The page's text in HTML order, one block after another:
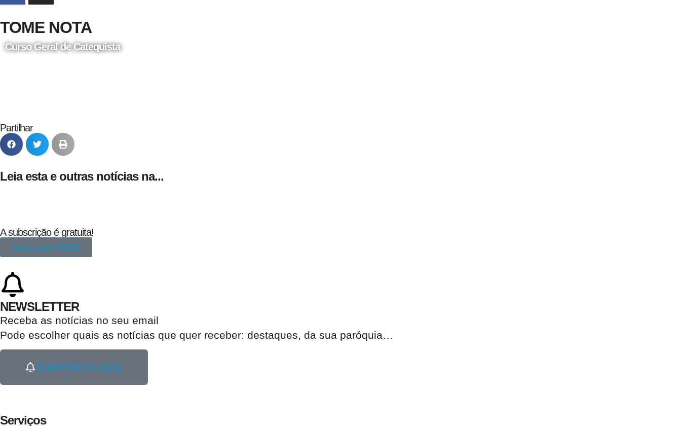
TOME NOTA
Curso Geral de Catequista
Partilhar
Leia esta e outras notícias na...
A subscrição é gratuita!
Subscrever a REDE
NEWSLETTER
Receba as notícias no seu email​
Pode escolher quais as notícias que quer receber: destaques, da sua paróquia…
SUBSCREVA AQUI
Serviços